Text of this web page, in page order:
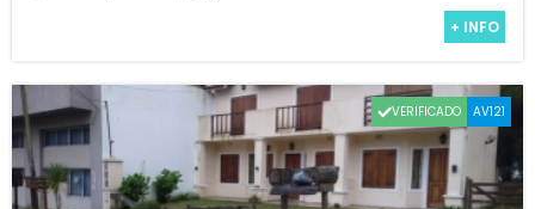
+ INFO
VERIFICADO AV121